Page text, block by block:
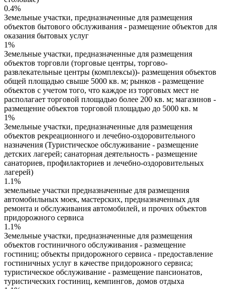
0.4%
Земельные участки, предназначенные для размещения
объектов бытового обслуживания - размещение объектов для
оказания бытовых услуг
1%
Земельные участки, предназначенные для размещения
объектов торговли (торговые центры, торгово-
развлекательные центры (комплексы))- размещения объектов
общей площадью свыше 5000 кв. м; рынков - размещение
объектов с учетом того, что каждое из торговых мест не
располагает торговой площадью более 200 кв. м; магазинов -
размещение объектов торговой площадью до 5000 кв. м
1%
Земельные участки, предназначенные для размещения
объектов рекреационного и лечебно-оздоровительного
назначения (Туристическое обслуживание - размещение
детских лагерей; санаторная деятельность - размещение
санаториев, профилакториев и лечебно-оздоровительных
лагерей)
1.1%
земельные участки предназначенные для размещения
автомобильных моек, мастерских, предназначенных для
ремонта и обслуживания автомобилей, и прочих объектов
придорожного сервиса
1.1%
Земельные участки, предназначенные для размещения
объектов гостиничного обслуживания - размещение
гостиниц; объекты придорожного сервиса - предоставление
гостиничных услуг в качестве придорожного сервиса;
туристическое обслуживание - размещение пансионатов,
туристических гостиниц, кемпингов, домов отдыха